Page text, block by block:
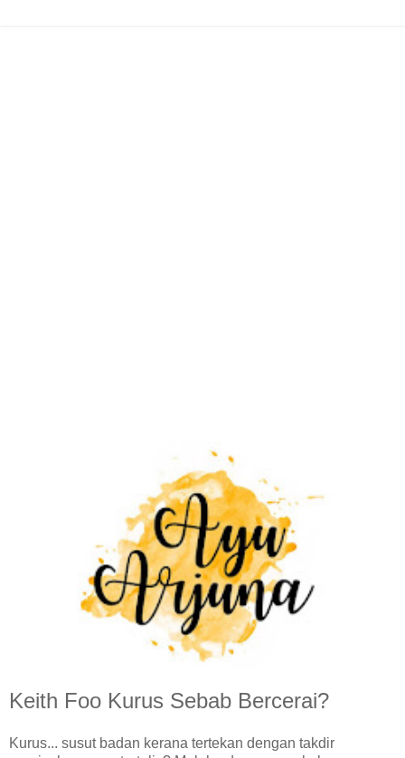
Keith Foo Kurus Sebab Bercerai?
Kurus... susut badan kerana tertekan dengan takdir